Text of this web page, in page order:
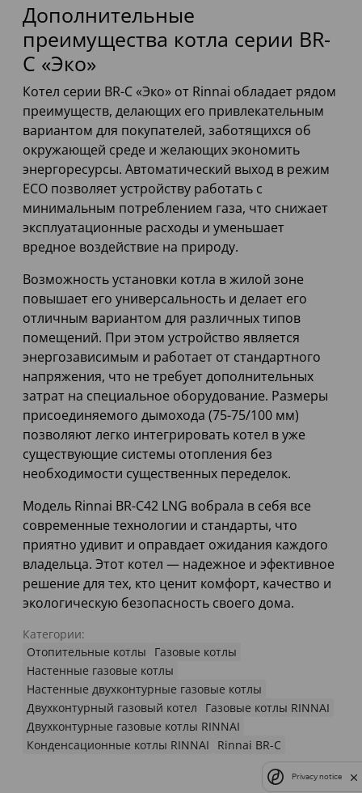
Дополнительные
преимущества котла серии BR-
C «Эко»
Котел серии BR-C «Эко» от Rinnai обладает рядом
преимуществ, делающих его привлекательным
вариантом для покупателей, заботящихся об
окружающей среде и желающих экономить
энергоресурсы. Автоматический выход в режим
ECO позволяет устройству работать с
минимальным потреблением газа, что снижает
эксплуатационные расходы и уменьшает
вредное воздействие на природу.
Возможность установки котла в жилой зоне
повышает его универсальность и делает его
отличным вариантом для различных типов
помещений. При этом устройство является
энергозависимым и работает от стандартного
напряжения, что не требует дополнительных
затрат на специальное оборудование. Размеры
присоединяемого дымохода (75-75/100 мм)
позволяют легко интегрировать котел в уже
существующие системы отопления без
необходимости существенных переделок.
Модель Rinnai BR-C42 LNG вобрала в себя все
современные технологии и стандарты, что
приятно удивит и оправдает ожидания каждого
владельца. Этот котел — надежное и эфективное
решение для тех, кто ценит комфорт, качество и
экологическую безопасность своего дома.
Категории:
Отопительные котлы
Газовые котлы
Настенные газовые котлы
Настенные двухконтурные газовые котлы
Двухконтурный газовый котел
Газовые котлы RINNAI
Двухконтурные газовые котлы RINNAI
Конденсационные котлы RINNAI
Rinnai BR-C
Privacy notice